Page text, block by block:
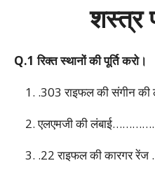
शस्त्र
Q.1 रिक्त स्थानों की
1. .303 राइफल की संगीन
2. एलएमजी की
3. .22 राइफल की कारगर